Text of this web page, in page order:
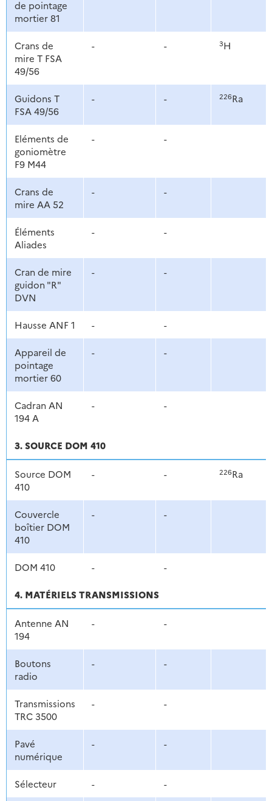
de pointage
mortier 81
Crans de
mire T FSA
49/56
- - 3H
Guidons T
FSA 49/56
- - 226Ra
Eléments de
goniomètre
F9 M44
- -
Crans de
mire AA 52
- -
Éléments
Aliades
- -
Cran de mire
guidon "R"
DVN
- -
Hausse ANF 1 - -
Appareil de
pointage
mortier 60
- -
Cadran AN
194 A
- -
3. SOURCE DOM 410
Source DOM
410
- - 226Ra
Couvercle
boîtier DOM
410
- -
DOM 410 - -
4. MATÉRIELS TRANSMISSIONS
Antenne AN
194
- -
Boutons
radio
- -
Transmissions
TRC 3500
- -
Pavé
numérique
- -
Sélecteur - -